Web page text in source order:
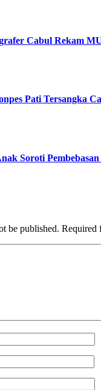
Cabul Rekam
Pati Tersangka
Soroti
be published. Required